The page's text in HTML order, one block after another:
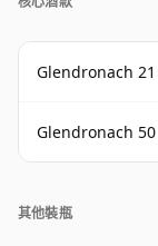
Glendronach
Glendronach
其他裝瓶